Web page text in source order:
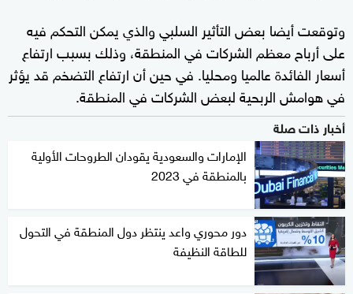
وتوقعت أيضا بعض التأثير السلبي والذي يمكن التحكم فيه
على أرباح معظم الشركات في المنطقة، وذلك بسبب ارتفاع
أسعار الفائدة عالميا ومحليا. في حين أن ارتفاع التضخم قد يؤثر
في هوامش الربحية لبعض الشركات في المنطقة.
أخبار ذات صلة
الإمارات والسعودية يقودان الطروحات الأولية
بالمنطقة في 2023
دور محوري واعد ينتظر دول المنطقة في التحول
للطاقة النظيفة